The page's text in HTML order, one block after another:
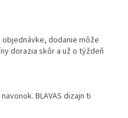
dodanie môže
dorazia skôr a už o týždeň
BLAVAS dizajn ti